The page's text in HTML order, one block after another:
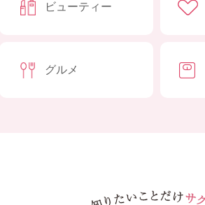
ビューティー
グルメ